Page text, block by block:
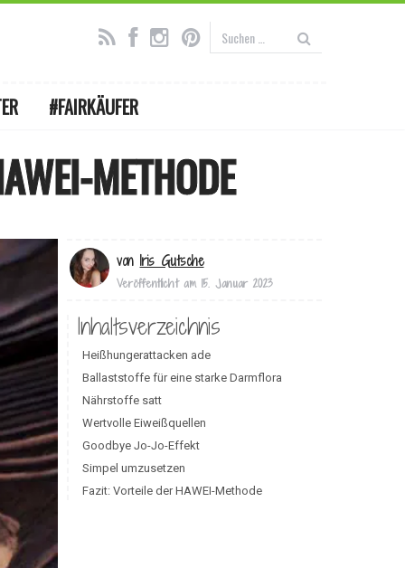
#FAIRKÄUFER
METHODE
von Iris Gutsche
Veröffentlicht am 15. Januar 2023
Inhaltsverzeichnis
Heißhungerattacken ade
Ballaststoffe für eine starke Darmflora
Nährstoffe satt
Wertvolle Eiweißquellen
Goodbye Jo-Jo-Effekt
Simpel umzusetzen
Fazit: Vorteile der HAWEI-Methode